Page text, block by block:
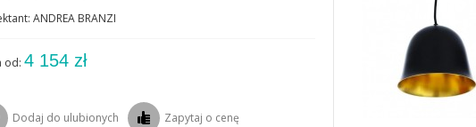
ANDREA BRANZI
od: 4 154 zł
Dodaj do ulubionych Zapytaj o cenę